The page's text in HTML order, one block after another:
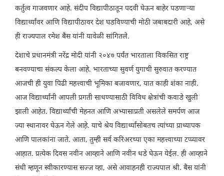
कर्तुत्व गाजवणार आहे. संदीप विद्यापीठातून पदवी घेऊन बाहेर पडणाऱ्या
विद्यार्थ्यांवर आणि विद्यापीठावर देश घडविण्याची मोठी जबाबदारी आहे, असे
ही राज्यपाल रमेश बैस यांनी यावेळी सांगितले.
देशाचे प्रधानमंत्री नरेंद्र मोदी यांनी २०४७ पर्यंत भारताला विकसित राष्ट्र
बनवण्याचा संकल्प केला आहे. भारताच्या सुवर्ण युगाची सुरुवात करण्यात
आजची ही युवा पिढी महत्त्वाची भूमिका बजावणार, यात काही शंका नाही.
आज विद्यार्थ्यांनी आपली प्रगती साधण्यासाठी विविध क्षेत्रांची कवाडे खुली
झाली आहेत. विद्यार्थ्यांची मेहनत आणि अभ्यासाप्रती असलेले समर्पण आज
ज्या स्थानावर घेऊन गेले आहे. याचे श्रेय विद्यार्थ्यांसोबतच त्यांच्या प्राध्यापक
आणि पालकांना जाते. आता, तुम्ही सर्व करिअरच्या एका महत्त्वाच्या टप्प्यावर
आहात. प्रत्येक दिवस नवीन आव्हाने आणि नवीन धडे घेऊन येईल. ही आव्हाने
संधी म्हणून स्वीकारण्यास सज्ज व्हा, असे आवाहनही राज्यपाल श्री. बैस यांनी